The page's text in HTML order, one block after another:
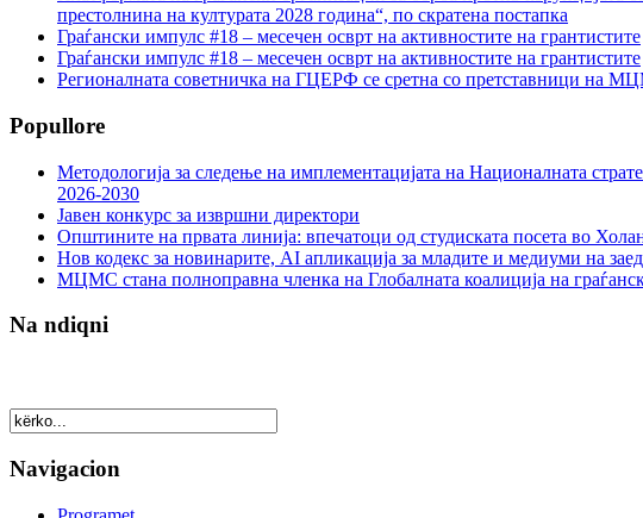
престолнина на културата 2028 година“, по скратена постапка
Граѓански импулс #18 – месечен осврт на активностите на грантистите
Граѓански импулс #18 – месечен осврт на активностите на грантистите
Регионалната советничка на ГЦЕРФ се сретна со претставници на
Popullore
Методологија за следење на имплементацијата на Националната
2026-2030
Јавен конкурс за извршни директори
Општините на првата линија: впечатоци од студиската посета во
Нов кодекс за новинарите, AI апликација за младите и медиуми на
МЦМС стана полноправна членка на Глобалната коалиција на
Na ndiqni
Navigacion